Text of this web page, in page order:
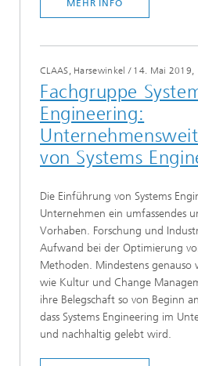
MEHR INFO
CLAAS, Harsewinkel / 14. Mai 2019,
Fachgruppe
Engineering:
von Systems
Die Einführung von Systems
Unternehmen ein umfassendes
Vorhaben. Forschung und
Aufwand bei der Optimierung
Methoden. Mindestens genauso
wie Kultur und Change
ihre Belegschaft so von Beginn
dass Systems Engineering im
und nachhaltig gelebt wird.